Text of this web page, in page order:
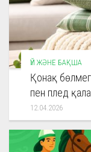
ҮЙ ЖӘНЕ БАҚША
Қонақ
пен плед
12.04.2026